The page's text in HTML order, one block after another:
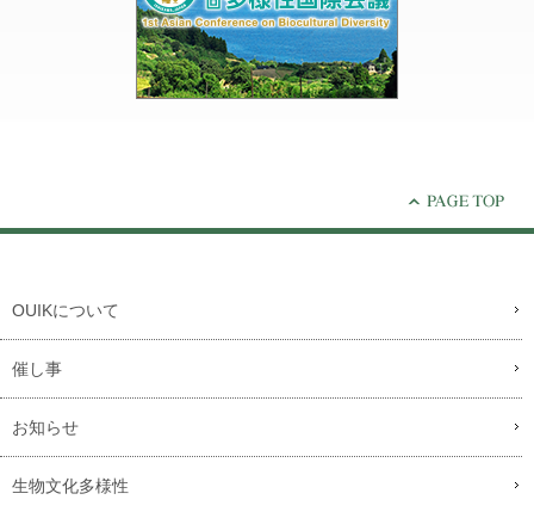
OUIKについて
催し事
お知らせ
生物文化多様性